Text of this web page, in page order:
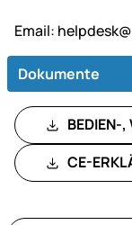
Email:
Dokumente
BEDIEN-
CE-